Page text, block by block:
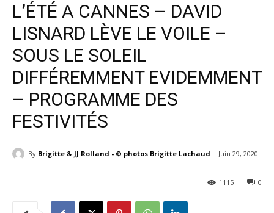
L’ÉTÉ A CANNES – DAVID
LISNARD LÈVE LE VOILE –
SOUS LE SOLEIL
DIFFÉREMMENT EVIDEMMENT
– PROGRAMME DES
FESTIVITÉS
By Brigitte & JJ Rolland - © photos Brigitte Lachaud Juin 29, 2020
0
1115